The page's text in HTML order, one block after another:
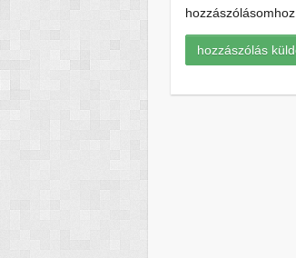
hozzászólásomhoz.